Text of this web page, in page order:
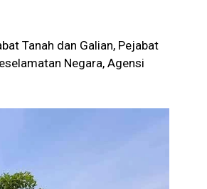
Tanah dan Galian, Pejabat
Negara, Agensi